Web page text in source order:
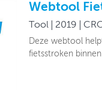
Webtool
Tool 2019
Deze webtool
fietsstroken